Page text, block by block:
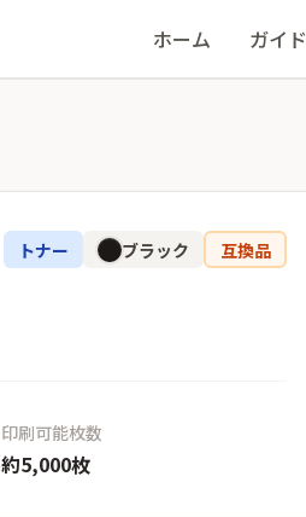
ホーム ガイド
トナー ブラック 互換品
印刷可能枚数
約5,000枚